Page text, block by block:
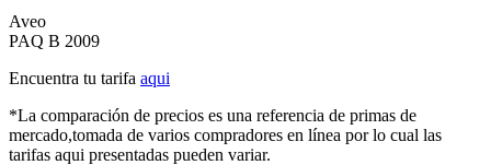
Aveo
PAQ B 2009
Encuentra tu tarifa aqui
*La comparación de precios es una referencia de primas de
mercado,tomada de varios compradores en línea por lo cual las
tarifas aqui presentadas pueden variar.